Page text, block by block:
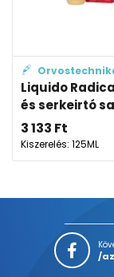
Liquido
és serkeirtó
3 133 Ft
Kiszerelés: 125ML
/